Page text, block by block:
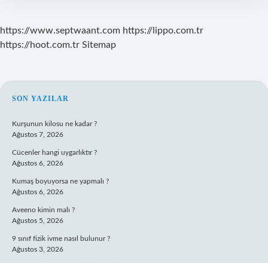
https://www.septwaant.com https://lippo.com.tr
https://hoot.com.tr Sitemap
SIDEBAR
SON YAZILAR
Kurşunun kilosu ne kadar ?
Ağustos 7, 2026
Cücenler hangi uygarlıktır ?
Ağustos 6, 2026
Kumaş boyuyorsa ne yapmalı ?
Ağustos 6, 2026
Aveeno kimin malı ?
Ağustos 5, 2026
9 sınıf fizik ivme nasıl bulunur ?
Ağustos 3, 2026